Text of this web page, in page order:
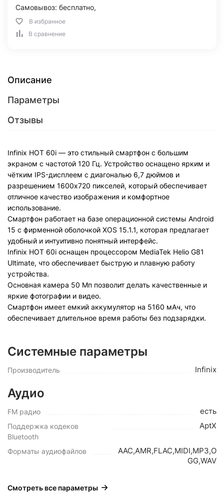
Самовывоз: бесплатно,
В избранное
В сравнение
Описание
Параметры
Отзывы
Infinix HOT 60i — это стильный смартфон с большим
экраном с частотой 120 Гц. Устройство оснащено ярким и
чётким IPS-дисплеем с диагональю 6,7 дюймов и
разрешением 1600x720 пикселей, который обеспечивает
отличное качество изображения и комфортное
использование.
Смартфон работает на базе операционной системы Android
15 с фирменной оболочкой XOS 15.1.1, которая предлагает
удобный и интуитивно понятный интерфейс.
Infinix HOT 60i оснащен процессором MediaTek Helio G81
Ultimate, что обеспечивает быструю и плавную работу
устройства.
Основная камера 50 Мп позволит делать качественные и
яркие фотографии и видео.
Смартфон имеет емкий аккумулятор на 5160 мАч, что
обеспечивает длительное время работы без подзарядки.
Системные параметры
Производитель Infinix
Аудио
FM радио есть
Поддержка кодеков
Bluetooth
AptX
Форматы аудиофайлов
AAC,AMR,FLAC,MIDI,MP3,O
GG,WAV
Смотреть все параметры